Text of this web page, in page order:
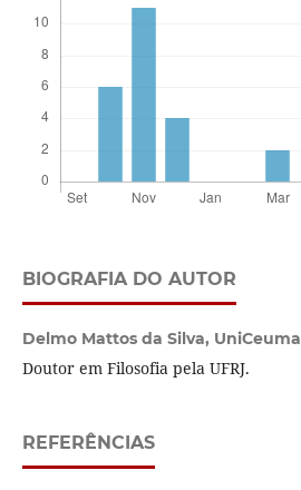
BIOGRAFIA DO AUTOR
Delmo Mattos da Silva, UniCeuma
Doutor em Filosofia pela UFRJ.
REFERÊNCIAS